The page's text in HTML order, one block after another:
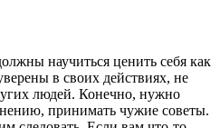
научиться ценить себя как
в своих действиях, не
людей. Конечно, нужно
принимать чужие советы.